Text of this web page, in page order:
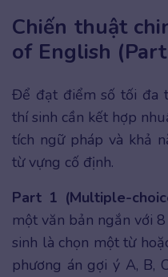
Chiến thuật
of English
Để đạt điểm số tối đa
thí sinh cần kết hợp
tích ngữ pháp và khả
từ vựng cố định.
Part 1 (Multiple-
một văn bản ngắn với
sinh là chọn một từ
phương án gợi ý A, B,